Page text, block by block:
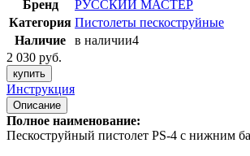
Бренд
РУССКИЙ МАСТЕР
Категория Пистолеты пескоструйные
Наличие
в наличии4
2 030 руб.
купить
Инструкция
Описание
Полное наименование:
Пескоструйный пистолет PS-4 с нижним